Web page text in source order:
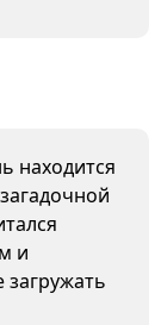
находится
и